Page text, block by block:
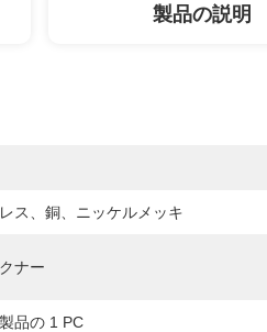
製品の説明
ス、銅、ニッケルメッキ
ナー
品の 1 PC